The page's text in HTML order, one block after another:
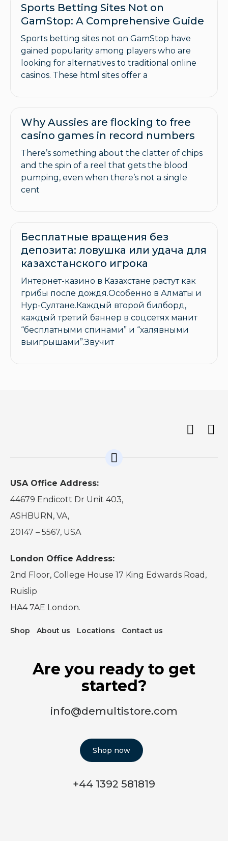
Sports Betting Sites Not on
GamStop: A Comprehensive Guide
Sports betting sites not on GamStop have
gained popularity among players who are
looking for alternatives to traditional online
casinos. These html sites offer a
Why Aussies are flocking to free
casino games in record numbers
There’s something about the clatter of chips
and the spin of a reel that gets the blood
pumping, even when there’s not a single
cent
Бесплатные вращения без
депозита: ловушка или удача для
казахстанского игрока
Интернет-казино в Казахстане растут как
грибы после дождя.Особенно в Алматы и
Нур-Султане.Каждый второй билборд,
каждый третий баннер в соцсетях манит
“бесплатными спинами” и “халявными
выигрышами”.Звучит
USA Office Address:
44679 Endicott Dr Unit 403,
ASHBURN, VA,
20147 – 5567, USA
London Office Address:
2nd Floor, College House 17 King Edwards Road,
Ruislip
HA4 7AE London.
Shop About us Locations Contact us
Are you ready to get
started?
info@demultistore.com
Shop now
+44 1392 581819